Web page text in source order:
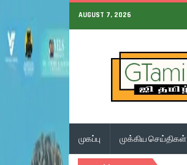
AUGUST 7, 2026
முகப்பு முக்கிய செய்திகள்